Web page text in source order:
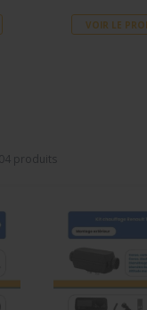
VOIR LE
produits